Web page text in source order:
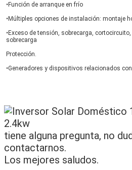
•Función de arranque en frío
•Múltiples opciones de instalación: montaje
•Exceso de tensión, sobrecarga,
sobrecarga
Protección.
•Generadores y dispositivos relacionados
tiene alguna pregunta, no
contactarnos.
Los mejores saludos.